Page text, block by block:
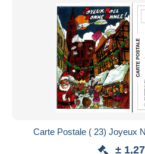
Carte Postale ( 23) Joyeux
±